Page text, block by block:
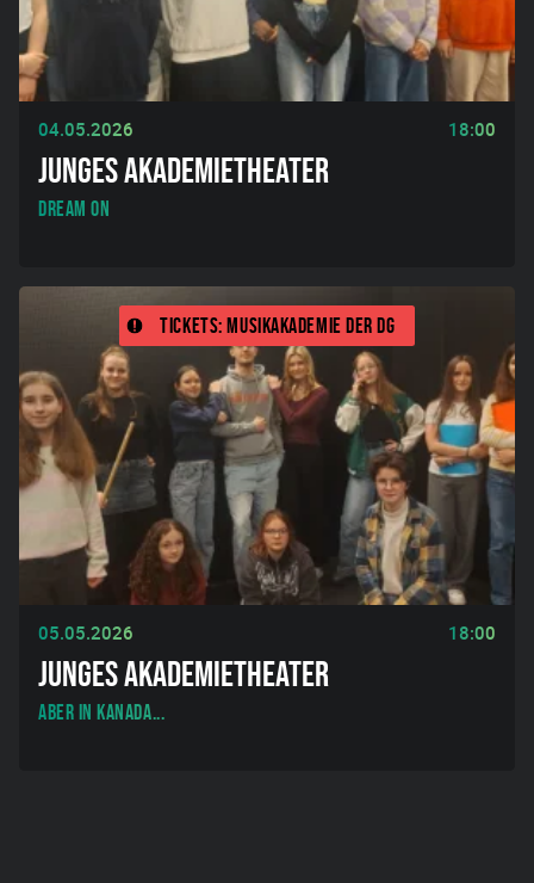
04.05.2026 18:00
JUNGES AKADEMIETHEATER
Dream On
Tickets: Musikakademie der DG
05.05.2026 18:00
JUNGES AKADEMIETHEATER
Aber in Kanada...